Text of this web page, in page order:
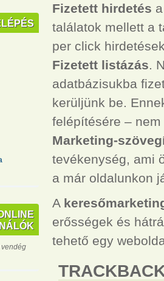
vendég
Fizetett hirdetés
találatok mellett a
per click
Fizetett listázás.
adatbázisukba
kerüljünk be.
felépítésére –
Marketing-
tevékenység, ami
a már oldalunkon
A
erősségek és
tehető egy